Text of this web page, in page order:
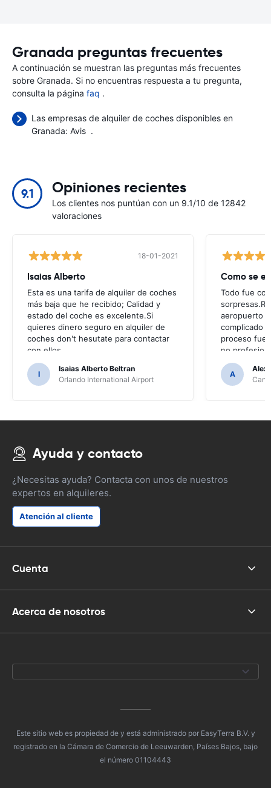
Granada preguntas frecuentes
A continuación se muestran las preguntas más frecuentes
sobre Granada. Si no encuentras respuesta a tu pregunta,
consulta la página faq .
Las empresas de alquiler de coches disponibles en
Granada: Avis .
9.1 Opiniones recientes
Los clientes nos puntúan con un 9.1/10 de 12842
valoraciones
18-01-2021
Isaias Alberto
Esta es una tarifa de alquiler de coches
más baja que he recibido; Calidad y
estado del coche es excelente.Si
quieres dinero seguro en alquiler de
coches don't hesutate para contactar
con ellos
I
Isaias Alberto Beltran
Orlando International Airport
Como se
Todo fue
aeropuerto
complicado
proceso fue
no
A
Alex
Ayuda y contacto
¿Necesitas ayuda? Contacta con unos de nuestros
expertos en alquileres.
Atención al cliente
Cuenta
Acerca de nosotros
Este sitio web es propiedad de y está administrado por EasyTerra B.V. y
registrado en la Cámara de Comercio de Leeuwarden, Países Bajos, bajo
el número 01104443